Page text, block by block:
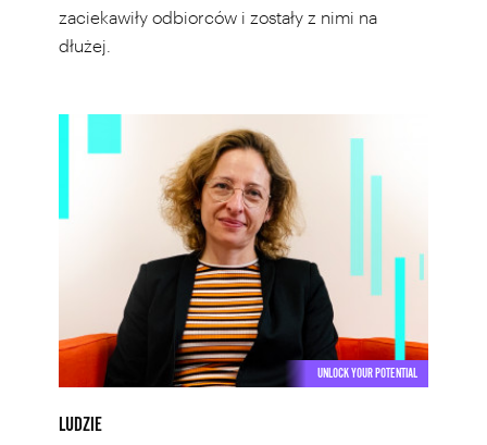
zaciekawiły odbiorców i zostały z nimi na
dłużej.
lękiem.
jak
mózg
kontroluje
emocje
UNLOCK YOUR POTENTIAL
LUDZIE